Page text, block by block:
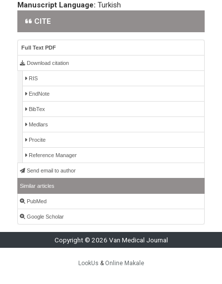
Manuscript Language: Turkish
CITE
Full Text PDF
Download citation
RIS
EndNote
BibTex
Medlars
Procite
Reference Manager
Send email to author
Similar articles
PubMed
Google Scholar
Copyright © 2026 Van Medical Journal
LookUs & Online Makale